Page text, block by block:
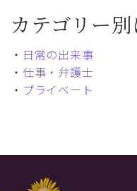
カテゴリー
・ 日常の出来事
・ 仕事・弁護士
・ プライベート